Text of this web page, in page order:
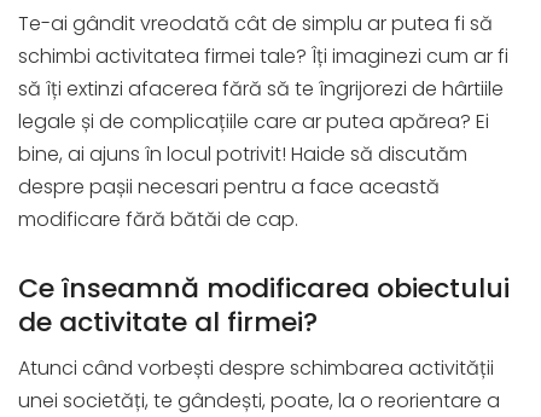
Te-ai gândit vreodată cât de simplu ar putea fi să
schimbi activitatea firmei tale? Îți imaginezi cum ar fi
să îți extinzi afacerea fără să te îngrijorezi de hârtiile
legale și de complicațiile care ar putea apărea? Ei
bine, ai ajuns în locul potrivit! Haide să discutăm
despre pașii necesari pentru a face această
modificare fără bătăi de cap.
Ce înseamnă modificarea obiectului
de activitate al firmei?
Atunci când vorbești despre schimbarea activității
unei societăți, te gândești, poate, la o reorientare a